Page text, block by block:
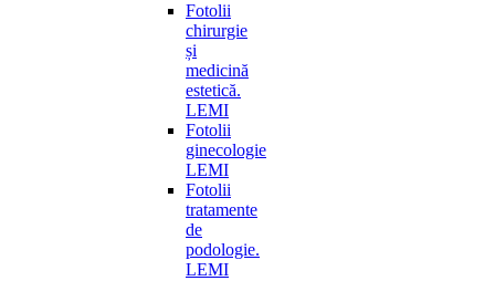
Fotolii
chirurgie
și
medicină
estetică.
LEMI
Fotolii
ginecologie
LEMI
Fotolii
tratamente
de
podologie.
LEMI